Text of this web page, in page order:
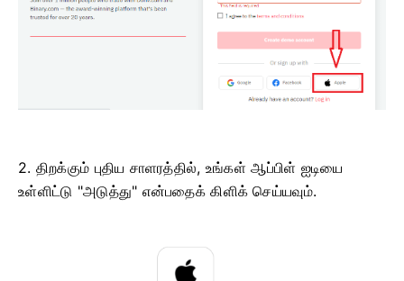
2. திறக்கும் புதிய சாளரத்தில், உங்கள் ஆப்பிள் ஐடியை
உள்ளிட்டு "அடுத்து" என்பதைக் கிளிக் செய்யவும்.